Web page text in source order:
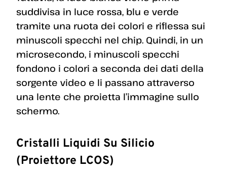
suddivisa in luce rossa, blu e verde
tramite una ruota dei colori e riflessa sui
minuscoli specchi nel chip. Quindi, in un
microsecondo, i minuscoli specchi
fondono i colori a seconda dei dati della
sorgente video e li passano attraverso
una lente che proietta l’immagine sullo
schermo.
Cristalli Liquidi Su Silicio
(proiettore LCOS)